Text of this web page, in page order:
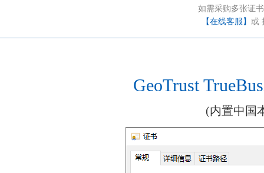
如需采购多张证
【在线客服】 或
GeoTrust
(内置中国